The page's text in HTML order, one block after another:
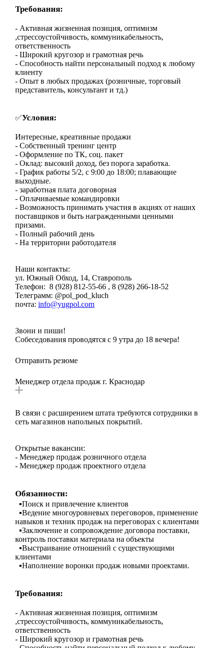
Требования:
- Активная жизненная позиция, оптимизм
,стрессоустойчивость, коммуникабельность,
ответственность
- Широкий кругозор и грамотная речь
- Способность найти персональный подход к любому
клиенту
- Опыт в любых продажах (розничные, торговый
представитель, консультант и тд.)
✅Условия:
Интересные, креативные продажи
- Собственный тренинг центр
- Оформление по ТК, соц. пакет
- Оклад: высокий доход, без порога заработка.
- График работы 5/2, с 9:00 до 18:00; плавающие
выходные.
- заработная плата договорная
- Оплачиваемые командировки
- Возможность принимать участия в акциях от наших
поставщиков и быть награжденными ценными
призами.
- Полный рабочий день
- На территории работодателя
Наши контакты:
ул. Южный Обход, 14, Ставрополь
Телефон: 8 (928) 812-55-66 , 8 (928) 266-18-52
Телеграмм: @pol_pod_kluch
почта: info@yugpol.com
Звони и пиши!
Собеседования проводятся с 9 утра до 18 вечера!
Отправить резюме
Менеджер отдела продаж г. Краснодар
В связи с расширением штата требуются сотрудники в
сеть магазинов напольных покрытий.
Открытые вакансии:
- Менеджер продаж розничного отдела
- Менеджер продаж проектного отдела
Обязанности:
▪️Поиск и привлечение клиентов
▪️Ведение многоуровневых переговоров, применение
навыков и техник продаж на переговорах с клиентами
▪️Заключение и сопровождение договора поставки,
контроль поставки материала на объекты
▪️Выстраивание отношений с существующими
клиентами
▪️Наполнение воронки продаж новыми проектами.
Требования:
- Активная жизненная позиция, оптимизм
,стрессоустойчивость, коммуникабельность,
ответственность
- Широкий кругозор и грамотная речь